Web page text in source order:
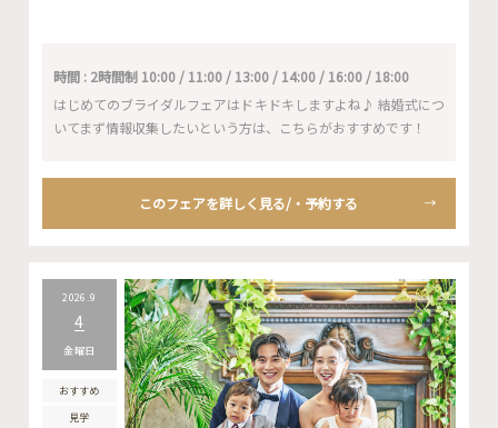
時間 : 2時間制 10:00 / 11:00 / 13:00 / 14:00 / 16:00 / 18:00
はじめてのブライダルフェアはドキドキしますよね♪ 結婚式につ
いてまず情報収集したいという方は、こちらがおすすめです！
このフェアを詳しく見る/・予約する
2026.9
4
金曜日
おすすめ
見学